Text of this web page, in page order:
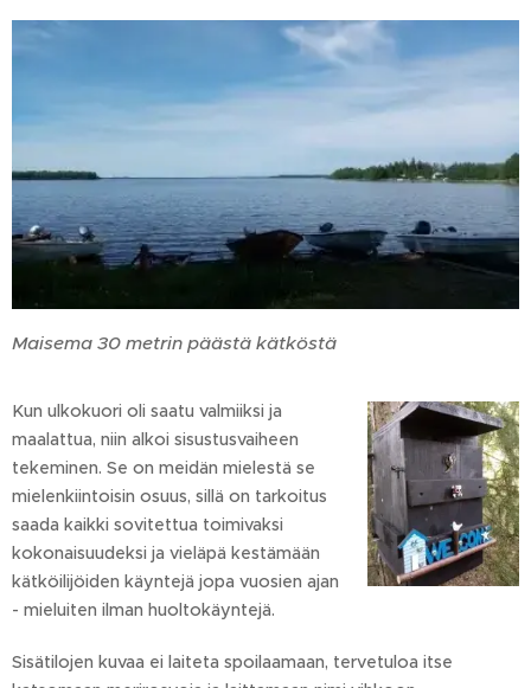
Maisema 30 metrin päästä kätköstä
Kun ulkokuori oli saatu valmiiksi ja
maalattua, niin alkoi sisustusvaiheen
tekeminen. Se on meidän mielestä se
mielenkiintoisin osuus, sillä on tarkoitus
saada kaikki sovitettua toimivaksi
kokonaisuudeksi ja vieläpä kestämään
kätköilijöiden käyntejä jopa vuosien ajan
- mieluiten ilman huoltokäyntejä.
Sisätilojen kuvaa ei laiteta spoilaamaan, tervetuloa itse